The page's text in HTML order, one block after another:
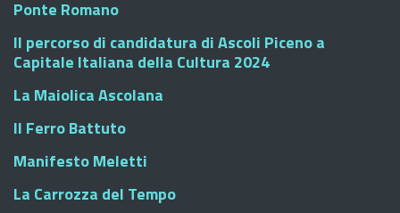
Ponte Romano
Il percorso di candidatura di Ascoli Piceno a
Capitale Italiana della Cultura 2024
La Maiolica Ascolana
Il Ferro Battuto
Manifesto Meletti
La Carrozza del Tempo